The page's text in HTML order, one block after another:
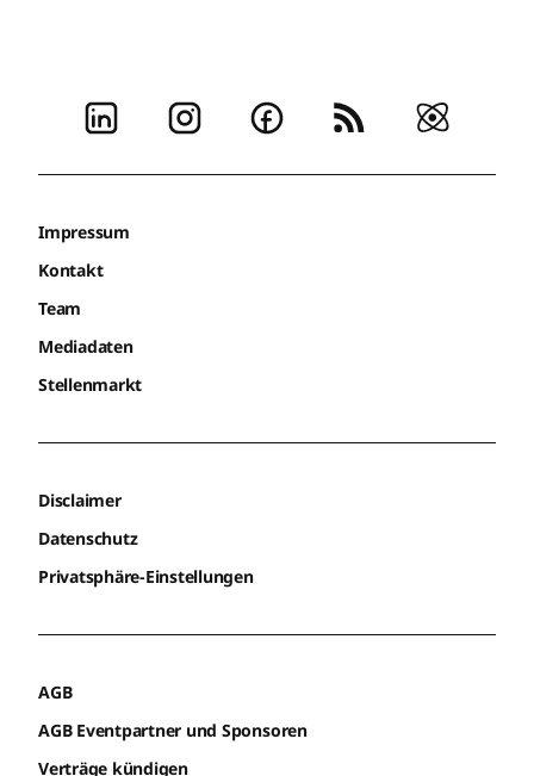
Impressum
Kontakt
Team
Mediadaten
Stellenmarkt
Disclaimer
Datenschutz
Privatsphäre-Einstellungen
AGB
AGB Eventpartner und Sponsoren
Verträge kündigen